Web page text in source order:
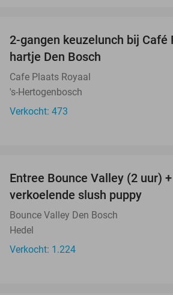
2-gangen keuzelunch bij Café
hartje Den Bosch
Cafe Plaats Royaal
's-Hertogenbosch
Verkocht: 473
Entree Bounce Valley (2 uur)
verkoelende slush puppy
Bounce Valley Den Bosch
Hedel
Verkocht: 1.224